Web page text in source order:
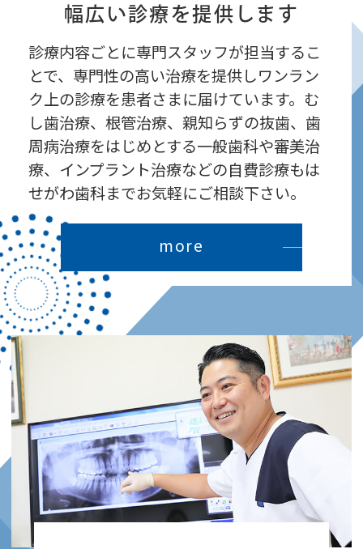
幅広い診療を提供します
診療内容ごとに専門スタッフが担当するこ
とで、専門性の高い治療を提供しワンラン
ク上の診療を患者さまに届けています。む
し歯治療、根管治療、親知らずの抜歯、歯
周病治療をはじめとする一般歯科や審美治
療、インプラント治療などの自費診療もは
せがわ歯科までお気軽にご相談下さい。
more